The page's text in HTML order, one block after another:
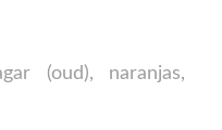
(oud), naranjas,